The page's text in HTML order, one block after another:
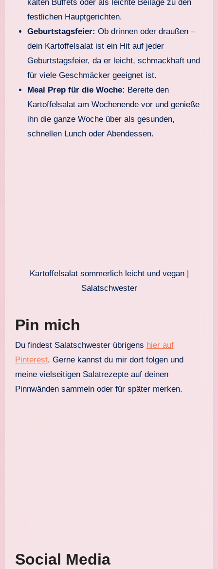
kalten Buffets oder als leichte Beilage zu den
festlichen Hauptgerichten.
Geburtstagsfeier: Ob drinnen oder draußen –
dein Kartoffelsalat ist ein Hit auf jeder
Geburtstagsfeier, da er leicht, schmackhaft und
für viele Geschmäcker geeignet ist.
Meal Prep für die Woche: Bereite den
Kartoffelsalat am Wochenende vor und genieße
ihn die ganze Woche über als gesunden,
schnellen Lunch oder Abendessen.
Kartoffelsalat sommerlich leicht und vegan |
Salatschwester
Pin mich
Du findest Salatschwester übrigens hier auf
Pinterest. Gerne kannst du mir dort folgen und
meine vielseitigen Salatrezepte auf deinen
Pinnwänden sammeln oder für später merken.
Social Media